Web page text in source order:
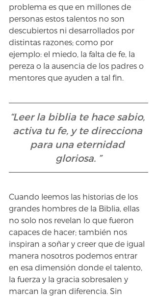
problema es que en millones de
personas estos talentos no son
descubiertos ni desarrollados por
distintas razones; como por
ejemplo: el miedo, la falta de fe, la
pereza o la ausencia de los padres o
mentores que ayuden a tal fin.
“Leer la biblia te hace sabio,
activa tu fe, y te direcciona
para una eternidad
gloriosa. ”
Cuando leemos las historias de los
grandes hombres de la Biblia, ellas
no solo nos revelan lo que fueron
capaces de hacer; también nos
inspiran a soñar y creer que de igual
manera nosotros podemos entrar
en esa dimensión donde el talento,
la fuerza y la gracia sobresalen y
marcan la gran diferencia. Sin